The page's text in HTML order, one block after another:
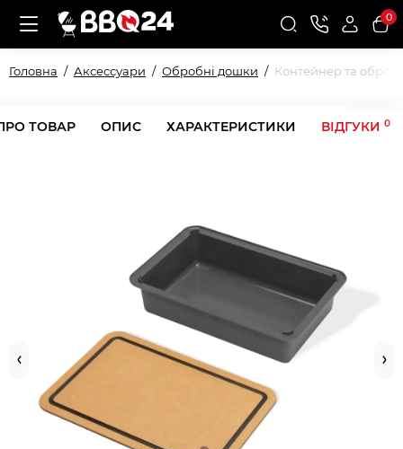
0
Головна Аксессуари Обробні дошки Контейнер та
ТОВАР ОПИС ХАРАКТЕРИСТИКИ ВІДГУКИ 0